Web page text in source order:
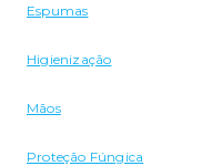
Espumas
Higienização
Mãos
Proteção Fúngica